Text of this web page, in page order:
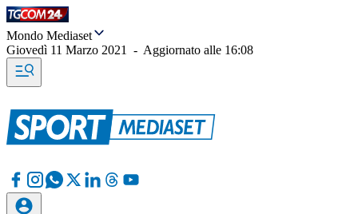
Mondo Mediaset
Giovedì 11 Marzo 2021
- Aggiornato alle 16:08